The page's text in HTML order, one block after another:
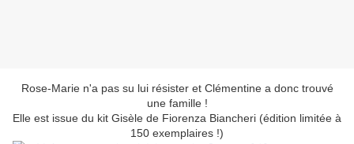
Rose-Marie n'a pas su lui résister et Clémentine a donc trouvé
une famille !
Elle est issue du kit Gisèle de Fiorenza Biancheri (édition limitée à
150 exemplaires !)